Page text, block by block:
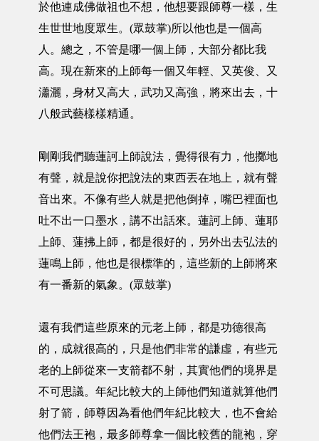
於他連成佛做祖也不想，他想要跟師尊一樣，生
生世世地度眾生。(眾鼓掌)所以他也是一個高
人。總之，不管是哪一個上師，大部分都比我
高。現在新來的上師每一個又年輕、又英俊、又
瀟灑，身材又高大，武功又高強，將來出去，十
八般武藝樣樣精通。
剛剛我們聽蓮訶上師說法，覺得很有力，他擲地
有聲，就是說你把說法的東西丟在地上，就有聲
音出來。不像有些人就是把他倒掉，嘴巴裡面也
吐不出一口墨水，講不出話來。蓮訶上師、蓮耶
上師、蓮拂上師，都是很好的，另外出去弘法的
蓮鳴上師，他也是很標準的，這些新的上師將來
有一番新的氣象。(眾鼓掌)
還有我們這些原來的元老上師，都是功德很高
的，成就很高的，只是他們非常的謙虛，有些元
老的上師從來一支箭都不射，其實他們的境界是
不可思議。年紀比較大的上師他們知道就算他們
射了箭，師尊因為看他們年紀比較大，也不會給
他們法王袍，最多師尊拿一個比較舊的龍袍，穿